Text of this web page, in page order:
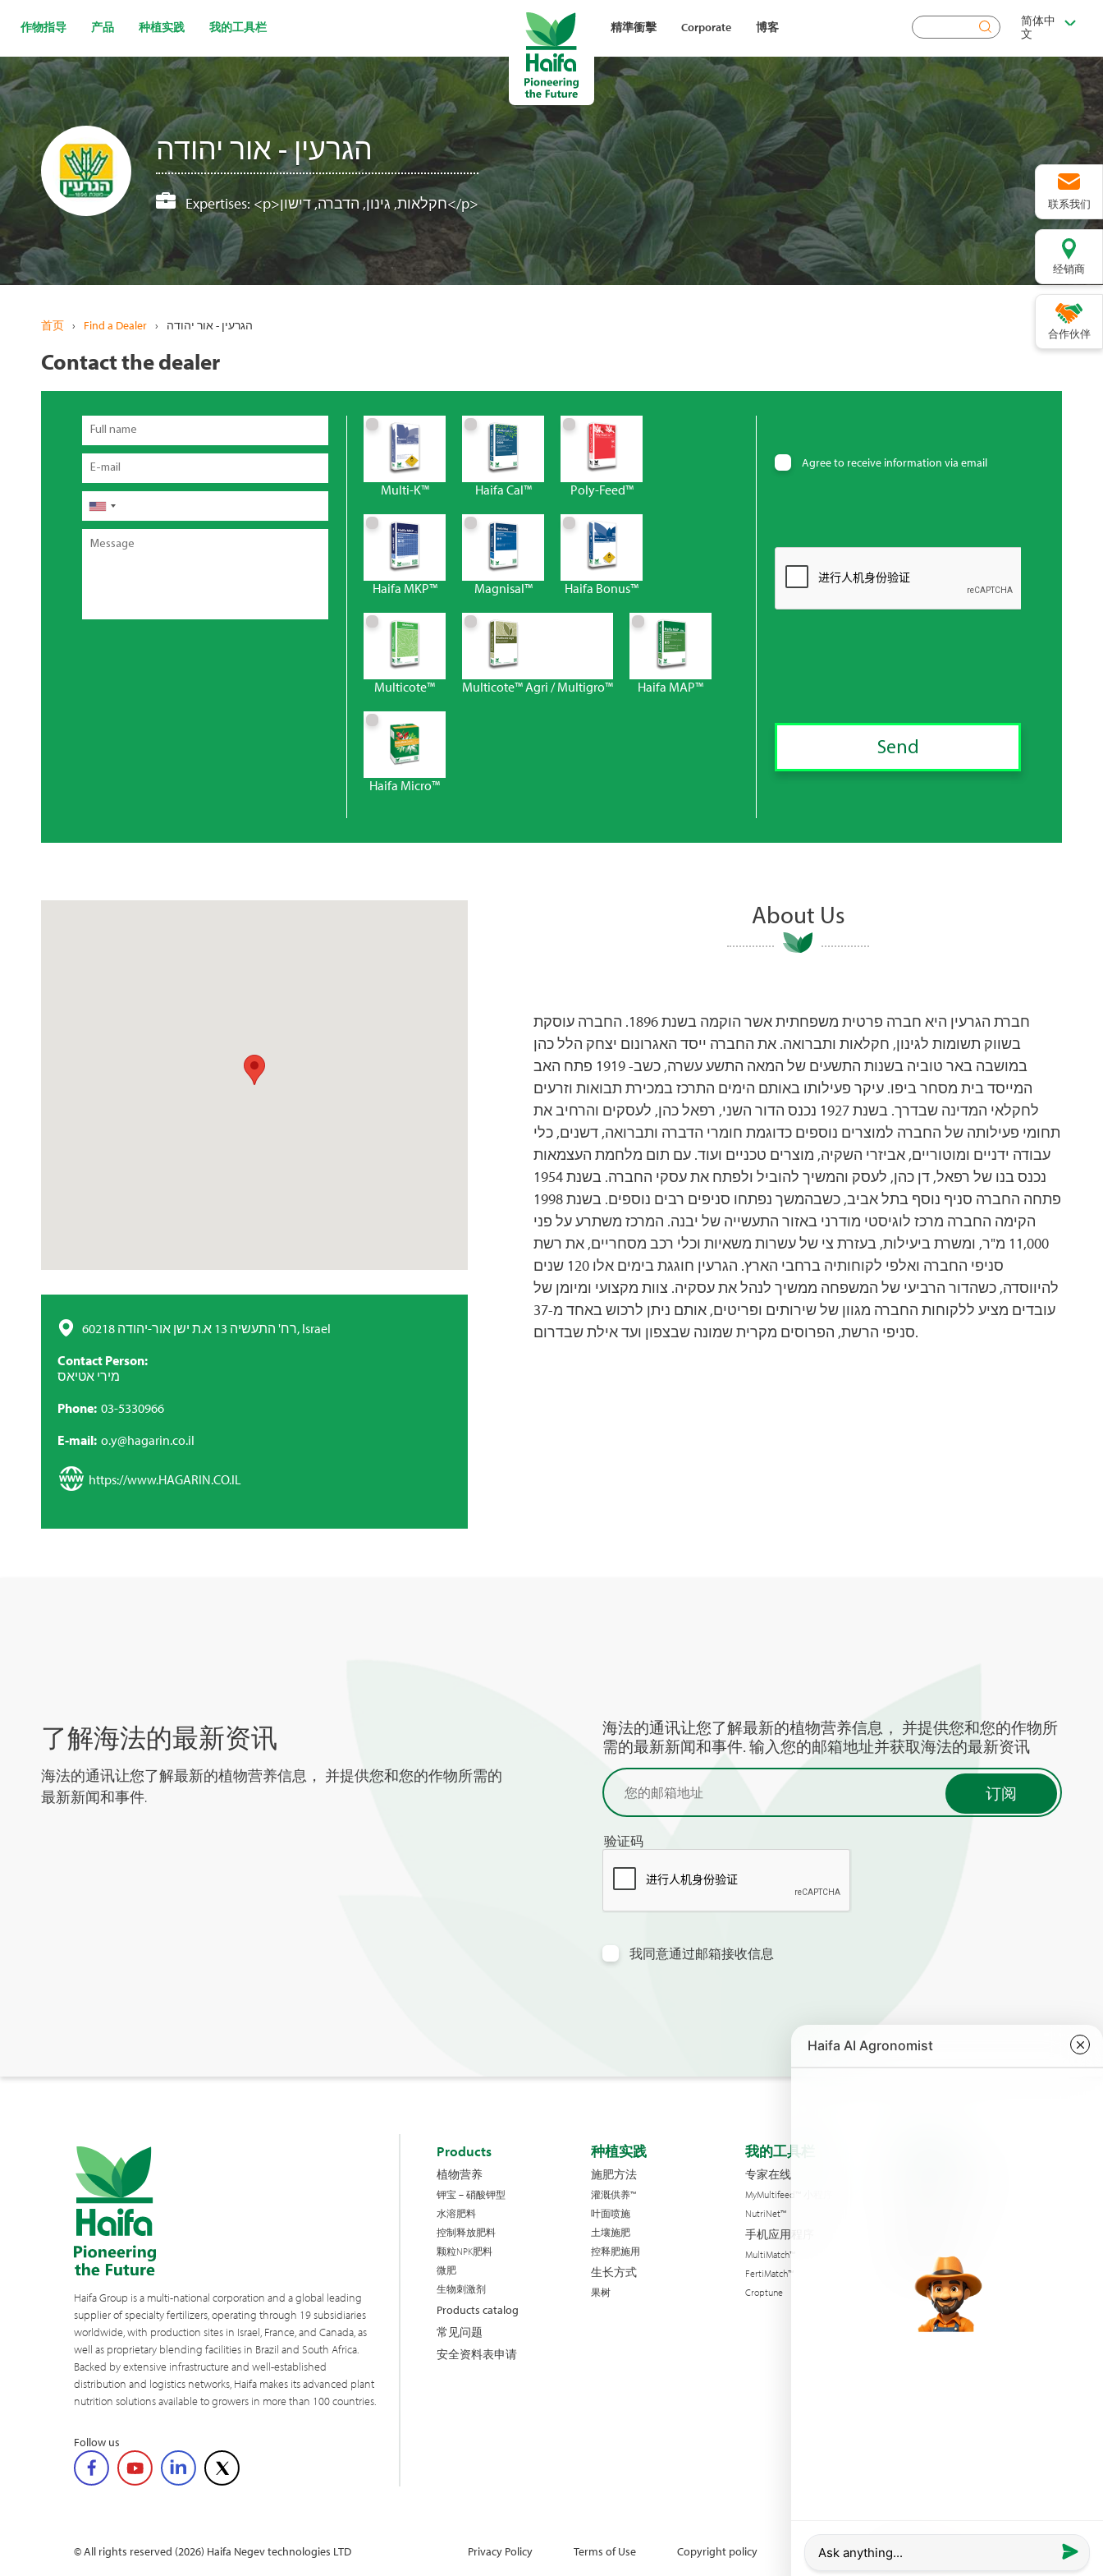
主
要
内
容
联系我们
经销商
合作伙伴
作物指导 产品 种植实践 我的工具栏 精準衝擊 Corporate 博客
搜
索
简体中
文
הגרעין - אור יהודה
Expertises: <p>חקלאות, גינון, הדברה, דישון</p>
首页 › Find a Dealer › הגרעין - אור יהודה
Contact the dealer
Full
name
Email
电
话Message
Multi-K™ Haifa Cal™ Poly-Feed™
Haifa MKP™ Magnisal™ Haifa Bonus™
Multicote™ Multicote™ Agri / Multigro™ Haifa MAP™
Haifa Micro™
Agree to receive information via email
רח' התעשיה 13 א.ת ישן אור-יהודה 60218, Israel
Contact Person
מירי אטיאס
Phone 03-5330966
E-mail o.y@hagarin.co.il
https://www.HAGARIN.CO.IL
About Us
חברת הגרעין היא חברה פרטית משפחתית אשר הוקמה בשנת 1896. החברה עוסקת
בשווק תשומות לגינון, חקלאות ותברואה. את החברה ייסד האגרונום יצחק הלל כהן
במושבה באר טוביה בשנות התשעים של המאה התשע עשרה, כשב- 1919 פתח האב
המייסד בית מסחר ביפו. עיקר פעילותו באותם הימים התרכז במכירת תבואות וזרעים
לחקלאי המדינה שבדרך. בשנת 1927 נכנס הדור השני, רפאל כהן, לעסקים והרחיב את
תחומי פעילותה של החברה למוצרים נוספים כדוגמת חומרי הדברה ותברואה, דשנים, כלי
עבודה ידניים ומוטוריים, אביזרי השקיה, מוצרים טכניים ועוד. עם תום מלחמת העצמאות
נכנס בנו של רפאל, דן כהן, לעסק והמשיך להוביל ולפתח את עסקי החברה. בשנת 1954
פתחה החברה סניף נוסף בתל אביב, כשבהמשך נפתחו סניפים רבים נוספים. בשנת 1998
הקימה החברה מרכז לוגיסטי מודרני באזור התעשייה של יבנה. המרכז משתרע על פני
11,000 מ"ר, ומשרת ביעילות, בעזרת צי של עשרות משאיות וכלי רכב מסחריים, את רשת
סניפי החברה ואלפי לקוחותיה ברחבי הארץ. הגרעין חוגגת בימים אלו 120 שנים
להיווסדה, כשהדור הרביעי של המשפחה ממשיך לנהל את עסקיה. צוות מקצועי ומיומן של
עובדים מציע ללקוחות החברה מגוון של שירותים ופריטים, אותם ניתן לרכוש באחד מ-37
סניפי הרשת, הפרוסים מקרית שמונה שבצפון ועד אילת שבדרום.
了解海法的最新资讯
海法的通讯让您了解最新的植物营养信息， 并提供您和您的作物所需的
最新新闻和事件.
海法的通讯让您了解最新的植物营养信息， 并提供您和您的作物所
需的最新新闻和事件. 输入您的邮箱地址并获取海法的最新资讯
验证码
我同意通过邮箱接收信息
Haifa Group is a multi-national corporation and a global leading
supplier of specialty fertilizers, operating through 19 subsidiaries
worldwide, with production sites in Israel, France, and Canada, as
well as proprietary blending facilities in Brazil and South Africa.
Backed by extensive infrastructure and well-established
distribution and logistics networks, Haifa makes its advanced plant
nutrition solutions available to growers in more than 100 countries.
Follow us
Products
植物营养
钾宝 – 硝酸钾型
水溶肥料
控制释放肥料
颗粒NPK肥料
微肥
生物刺激剂
Products catalog
常见问题
安全资料表申请
种植实践
施肥方法
灌溉供养™
叶面喷施
土壤施肥
控释肥施用
生长方式
果树
我的工具栏
专家在线
MyMultifeed™ 小程序
NutriNet™
手机应用程序
MultiMatch™
FertiMatch™
Croptune
新闻与活动
© All rights reserved (2026) Haifa Negev technologies LTD Privacy Policy Terms of Use Copyright policy powered by